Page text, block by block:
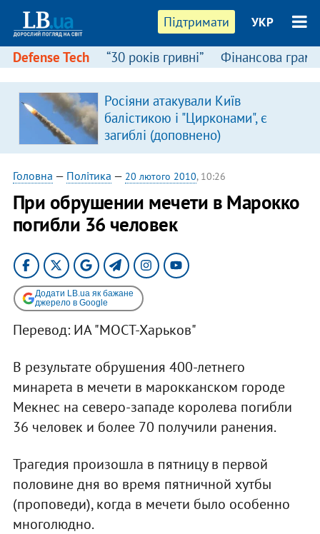
Підтримати УКР
Defense Tech “30 років гривні” Фінансова
Росіяни атакували Київ
балістикою і "Цирконами", є
загиблі (доповнено)
Головна — Політика — 20 лютого 2010, 10:26
При обрушении мечети в Марокко
погибли 36 человек
Додати LB.ua як бажане
джерело в Google
Перевод: ИА "МОСТ-Харьков"
В результате обрушения 400-летнего
минарета в мечети в марокканском городе
Мекнес на северо-западе королева погибли
36 человек и более 70 получили ранения.
Трагедия произошла в пятницу в первой
половине дня во время пятничной хутбы
(проповеди), когда в мечети было особенно
многолюдно.